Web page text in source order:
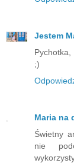
Jestem
;)
Maria na
Świetny
nie